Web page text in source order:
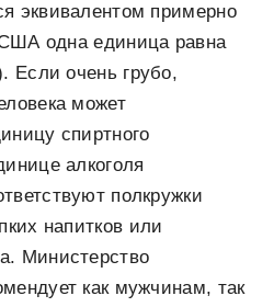
эквивалентом примерно
одна единица равна
Если очень грубо,
может
спиртного
алкоголя
полкружки
напитков или
Министерство
как мужчинам, так